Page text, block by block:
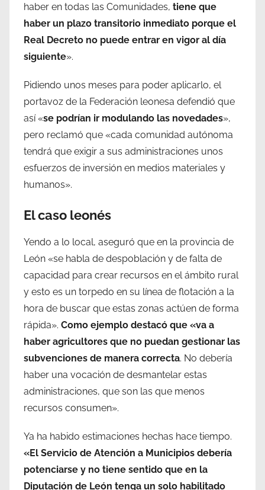
haber en todas las Comunidades, tiene que
haber un plazo transitorio inmediato porque el
Real Decreto no puede entrar en vigor al día
siguiente».
Pidiendo unos meses para poder aplicarlo, el
portavoz de la Federación leonesa defendió que
así «se podrían ir modulando las novedades»,
pero reclamó que «cada comunidad autónoma
tendrá que exigir a sus administraciones unos
esfuerzos de inversión en medios materiales y
humanos».
El caso leonés
Yendo a lo local, aseguró que en la provincia de
León «se habla de despoblación y de falta de
capacidad para crear recursos en el ámbito rural
y esto es un torpedo en su línea de flotación a la
hora de buscar que estas zonas actúen de forma
rápida». Como ejemplo destacó que «va a
haber agricultores que no puedan gestionar las
subvenciones de manera correcta. No debería
haber una vocación de desmantelar estas
administraciones, que son las que menos
recursos consumen».
Ya ha habido estimaciones hechas hace tiempo.
«El Servicio de Atención a Municipios debería
potenciarse y no tiene sentido que en la
Diputación de León tenga un solo habilitado